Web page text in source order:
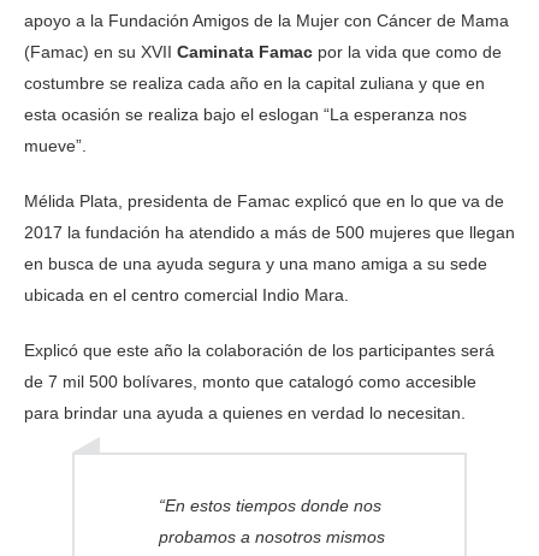
apoyo a la Fundación Amigos de la Mujer con Cáncer de Mama
(Famac) en su XVII Caminata Famac por la vida que como de
costumbre se realiza cada año en la capital zuliana y que en
esta ocasión se realiza bajo el eslogan “La esperanza nos
mueve”.
Mélida Plata, presidenta de Famac explicó que en lo que va de
2017 la fundación ha atendido a más de 500 mujeres que llegan
en busca de una ayuda segura y una mano amiga a su sede
ubicada en el centro comercial Indio Mara.
Explicó que este año la colaboración de los participantes será
de 7 mil 500 bolívares, monto que catalogó como accesible
para brindar una ayuda a quienes en verdad lo necesitan.
“En estos tiempos donde nos
probamos a nosotros mismos